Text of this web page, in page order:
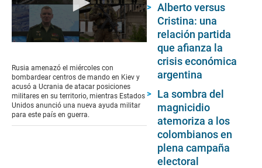
of
2
minutes,
50
seconds
Rusia amenazó el miércoles con
bombardear centros de mando en Kiev y
acusó a Ucrania de atacar posiciones
militares en su territorio, mientras Estados
Unidos anunció una nueva ayuda militar
para este país en guerra.
Alberto versus
Cristina: una
relación partida
que afianza la
crisis económica
argentina
La sombra del
magnicidio
atemoriza a los
colombianos en
plena campaña
electoral